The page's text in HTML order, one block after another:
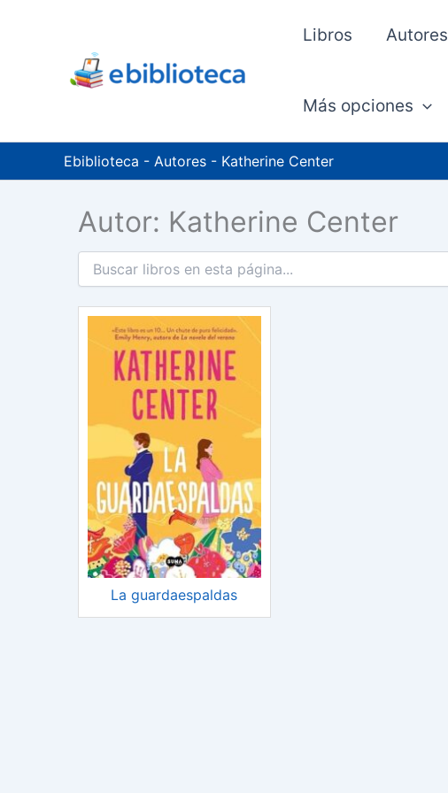
Libros Autores
Más opciones
Ebiblioteca - Autores - Katherine Center
Autor: Katherine Center
La guardaespaldas